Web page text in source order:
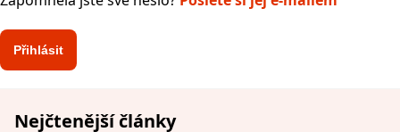
Nejčtenější články